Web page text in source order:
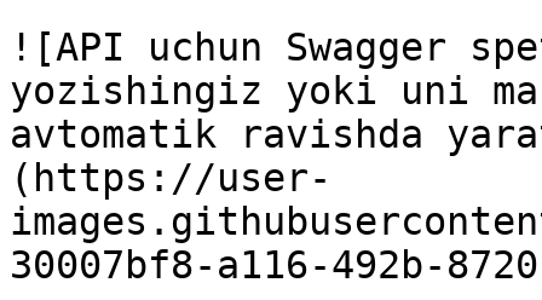
![API uchun Swagger
yozishingiz yoki uni
avtomatik ravishda
(https://user-
30007bf8-a116-492b-